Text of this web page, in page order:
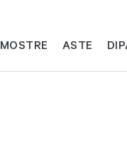
MOSTRE ASTE